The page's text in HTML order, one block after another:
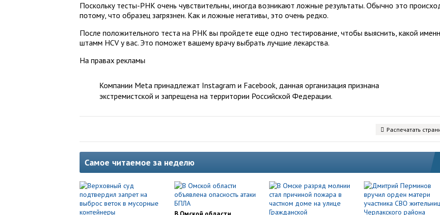
Поскольку тесты-РНК очень чувствительны, иногда возникают ложные результаты. Обычно это
потому, что образец загрязнен. Как и ложные негативы, это очень редко.
После положительного теста на РНК вы пройдете еще одно тестирование, чтобы выяснить, какой
штамм HCV у вас. Это поможет вашему врачу выбрать лучшие лекарства.
На правах рекламы
Компании Meta принадлежат Instagram и Facebook, данная организация признана
экстремистской и запрещена на территории Российской Федерации.
Распечатать
Самое читаемое за неделю